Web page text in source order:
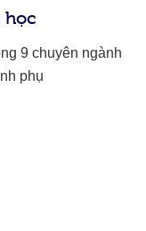
học
9 chuyên ngành
phụ